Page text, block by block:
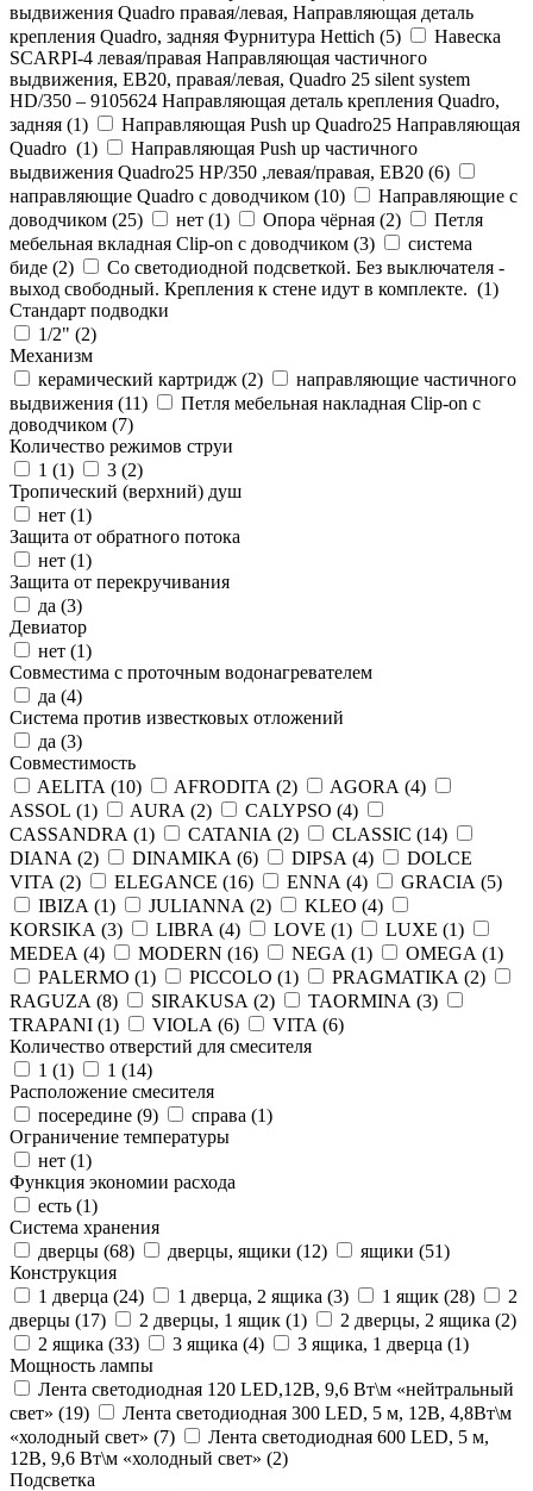
выдвижения Quadro правая/левая, Направляющая деталь
крепления Quadro, задняя Фурнитура Hettich (5)
Навеска
SCARPI-4 левая/правая Направляющая частичного
выдвижения, ЕВ20, правая/левая, Quadro 25 silent system
HD/350 – 9105624 Направляющая деталь крепления Quadro,
задняя (1)
Направляющая Push up Quadro25 Направляющая
Quadro (1)
Направляющая Push up частичного
выдвижения Quadro25 НР/350 ,левая/правая, ЕВ20 (6)
направляющие Quadro с доводчиком (10)
Направляющие с
доводчиком (25) нет (1) Опора чёрная (2)
Петля
мебельная вкладная Clip-on с доводчиком (3)
система
биде (2)
Со светодиодной подсветкой. Без выключателя -
выход свободный. Крепления к стене идут в комплекте. (1)
Стандарт подводки
1/2" (2)
Механизм
керамический картридж (2)
направляющие частичного
выдвижения (11)
Петля мебельная накладная Clip-on с
доводчиком (7)
Количество режимов струи
1 (1) 3 (2)
Тропический (верхний) душ
нет (1)
Защита от обратного потока
нет (1)
Защита от перекручивания
да (3)
Девиатор
нет (1)
Совместима с проточным водонагревателем
да (4)
Система против известковых отложений
да (3)
Совместимость
AELITA (10) AFRODITA (2) AGORA (4)
ASSOL (1) AURA (2) CALYPSO (4)
CASSANDRA (1) CATANIA (2) CLASSIC (14)
DIANA (2) DINAMIKA (6) DIPSA (4)
DOLCE
VITA (2) ELEGANCE (16) ENNA (4) GRACIA (5)
IBIZA (1) JULIANNA (2) KLEO (4)
KORSIKA (3) LIBRA (4) LOVE (1) LUXE (1)
MEDEA (4) MODERN (16) NEGA (1) OMEGA (1)
PALERMO (1) PICCOLO (1) PRAGMATIKA (2)
RAGUZA (8) SIRAKUSA (2) TAORMINA (3)
TRAPANI (1) VIOLA (6) VITA (6)
Количество отверстий для смесителя
1 (1) 1 (14)
Расположение смесителя
посередине (9) справа (1)
Ограничение температуры
нет (1)
Функция экономии расхода
есть (1)
Система хранения
дверцы (68) дверцы, ящики (12) ящики (51)
Конструкция
1 дверца (24) 1 дверца, 2 ящика (3) 1 ящик (28)
2
дверцы (17) 2 дверцы, 1 ящик (1) 2 дверцы, 2 ящика (2)
2 ящика (33) 3 ящика (4) 3 ящика, 1 дверца (1)
Мощность лампы
Лента светодиодная 120 LED,12В, 9,6 Вт\м «нейтральный
свет» (19)
Лента светодиодная 300 LED, 5 м, 12В, 4,8Вт\м
«холодный свет» (7)
Лента светодиодная 600 LED, 5 м,
12В, 9,6 Вт\м «холодный свет» (2)
Подсветка